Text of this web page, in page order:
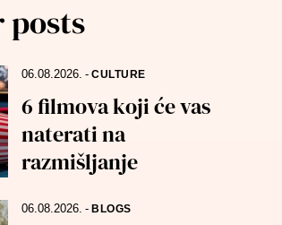
posts
06.08.2026.-CULTURE
6 filmova koji će vas
naterati na
razmišljanje
06.08.2026.-BLOGS